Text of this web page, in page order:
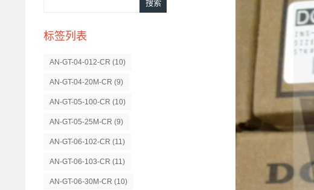
标签列表
AN-GT-04-012-CR (10)
AN-GT-04-20M-CR (9)
AN-GT-05-100-CR (10)
AN-GT-05-25M-CR (9)
AN-GT-06-102-CR (11)
AN-GT-06-103-CR (11)
AN-GT-06-30M-CR (10)